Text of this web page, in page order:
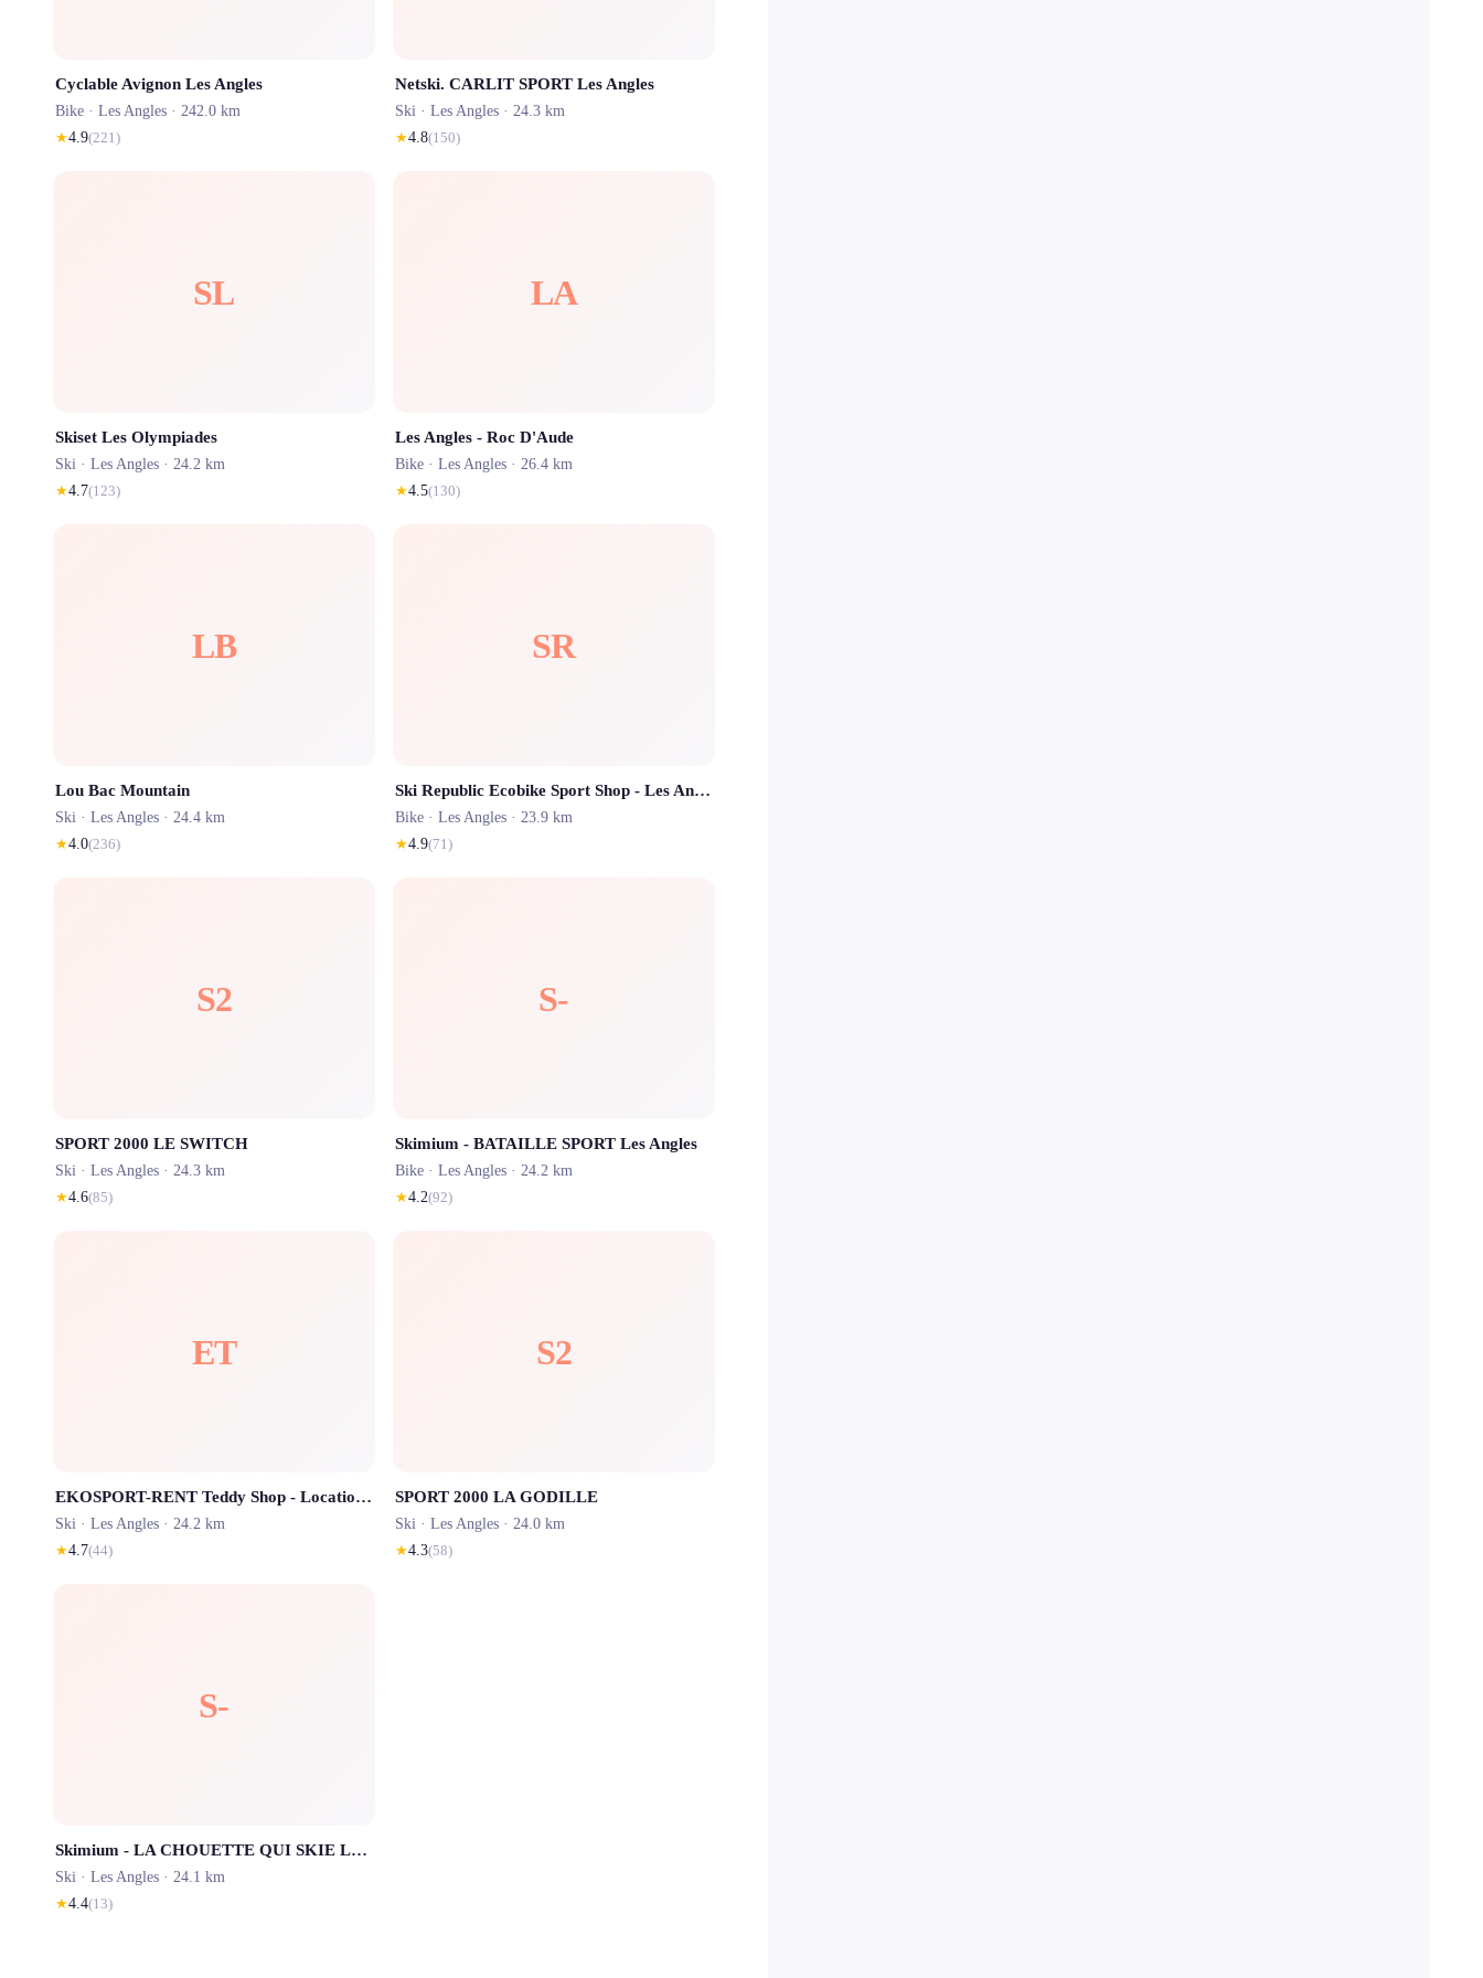
Cyclable Avignon Les Angles
Bike · Les Angles · 242.0 km
★4.9(221)
Netski. CARLIT SPORT Les Angles
Ski · Les Angles · 24.3 km
★4.8(150)
SL
Skiset Les Olympiades
Ski · Les Angles · 24.2 km
★4.7(123)
LA
Les Angles - Roc D'Aude
Bike · Les Angles · 26.4 km
★4.5(130)
LB
Lou Bac Mountain
Ski · Les Angles · 24.4 km
★4.0(236)
SR
Ski Republic Ecobike Sport Shop - Les Angles
Bike · Les Angles · 23.9 km
★4.9(71)
S2
SPORT 2000 LE SWITCH
Ski · Les Angles · 24.3 km
★4.6(85)
S-
Skimium - BATAILLE SPORT Les Angles
Bike · Les Angles · 24.2 km
★4.2(92)
ET
EKOSPORT-RENT Teddy Shop - Location ski Les Angles
Ski · Les Angles · 24.2 km
★4.7(44)
S2
SPORT 2000 LA GODILLE
Ski · Les Angles · 24.0 km
★4.3(58)
S-
Skimium - LA CHOUETTE QUI SKIE Les Angles
Ski · Les Angles · 24.1 km
★4.4(13)